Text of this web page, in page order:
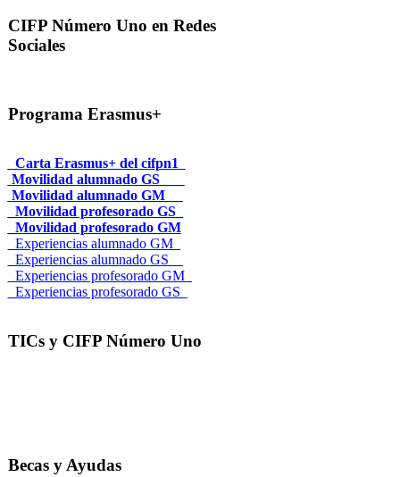
CIFP Número Uno en Redes
Sociales
Programa Erasmus+
_Carta Erasmus+ del cifpn1
Movilidad alumnado GS___
Movilidad alumnado GM__
_Movilidad profesorado GS_
_Movilidad profesorado GM
_Experiencias alumnado GM_
_Experiencias alumnado GS__
_Experiencias profesorado GM_
_Experiencias profesorado GS_
TICs y CIFP Número Uno
Becas y Ayudas